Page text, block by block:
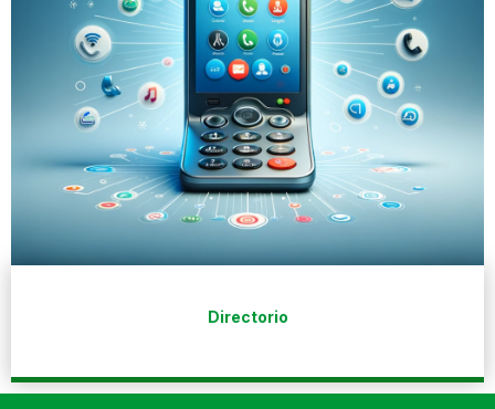
Directorio